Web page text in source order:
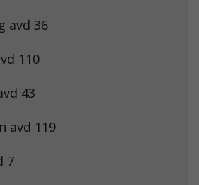
avd 36
110
43
avd 119
7